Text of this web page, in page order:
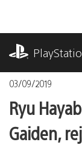
contenu
03/09/2019
Ryu
Gaiden,